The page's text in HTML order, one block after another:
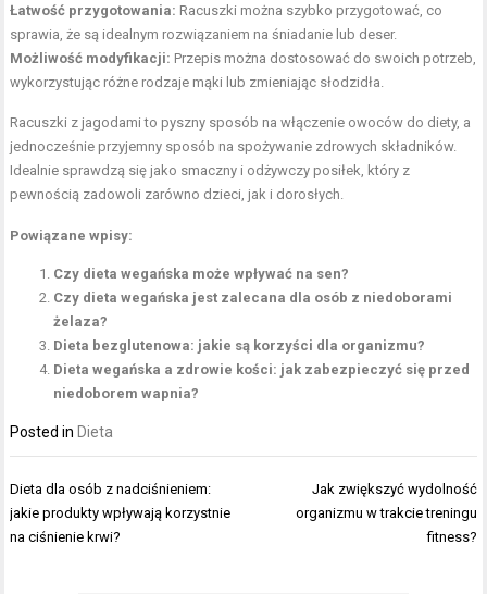
Łatwość przygotowania: Racuszki można szybko przygotować, co
sprawia, że są idealnym rozwiązaniem na śniadanie lub deser.
Możliwość modyfikacji: Przepis można dostosować do swoich potrzeb,
wykorzystując różne rodzaje mąki lub zmieniając słodzidła.
Racuszki z jagodami to pyszny sposób na włączenie owoców do diety, a
jednocześnie przyjemny sposób na spożywanie zdrowych składników.
Idealnie sprawdzą się jako smaczny i odżywczy posiłek, który z
pewnością zadowoli zarówno dzieci, jak i dorosłych.
Powiązane wpisy:
Czy dieta wegańska może wpływać na sen?
Czy dieta wegańska jest zalecana dla osób z niedoborami
żelaza?
Dieta bezglutenowa: jakie są korzyści dla organizmu?
Dieta wegańska a zdrowie kości: jak zabezpieczyć się przed
niedoborem wapnia?
Posted inDieta
Nawigacja
wpisu
Dieta dla osób z nadciśnieniem:
jakie produkty wpływają korzystnie
na ciśnienie krwi?
Jak zwiększyć wydolność
organizmu w trakcie treningu
fitness?